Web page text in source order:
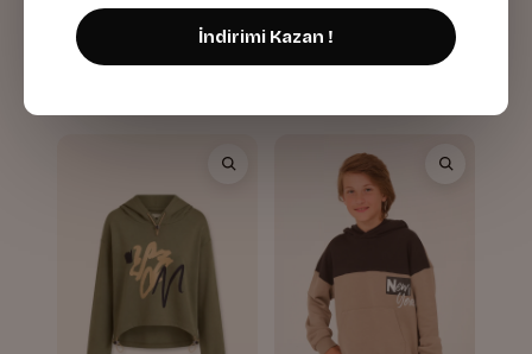
Kiz Erkek Çocuk
Kapitone Detayli Pelus
Sweatshirt
Siyah
Kiz Erkek Çocuk Baskili
Kapüsonlu Sweatshirt
İndirimi Kazan !